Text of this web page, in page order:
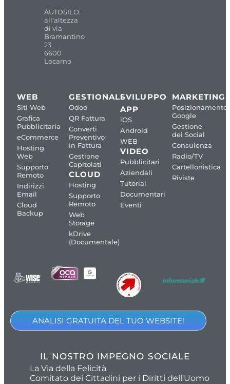
AUTOSILO:
all'altezza
di via
Bramantino
23
6600
Locarno
WEB
Siti Web
Grafica
Pubblicitaria
eCommerce
Hosting
Web
Supporto
Remoto
Indirizzi
Email
Cloud
Backup
GESTIONALI
Odoo
QR Fattura
Converti
Preventivo
in Fattura
Gestione
Capitolati
CLOUD
Hosting
Supporto
Remoto
Web
Storage
kDrive
(Documentale)
SVILUPPO
APP
iOS
Android
WEB
VIDEO
Pubblicitari
Aziendali
Tutorial
Documentari
Eventi
MARKETING
Posizionamento
Google
Gestione
dei Social
Consulenza
Radio/TV
Cartellonistica
Riviste
ANALISI GRATUITA DEL TUO WEBSITE!
IL NOSTRO IMPEGNO SOCIALE
La Via della Felicità
Comitato dei Cittadini per i Diritti dell'Uomo